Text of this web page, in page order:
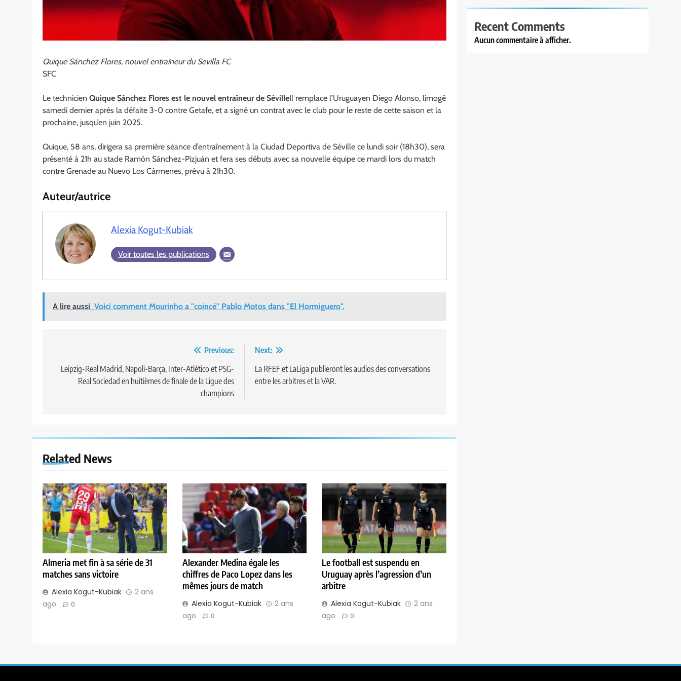
Quique Sánchez Flores, nouvel entraîneur du Sevilla FC
SFC
Le technicien Quique Sánchez Flores est le nouvel entraîneur de SévilleIl remplace l’Uruguayen Diego Alonso, limogé
samedi dernier après la défaite 3-0 contre Getafe, et a signé un contrat avec le club pour le reste de cette saison et la
prochaine, jusqu’en juin 2025.
Quique, 58 ans, dirigera sa première séance d’entraînement à la Ciudad Deportiva de Séville ce lundi soir (18h30), sera
présenté à 21h au stade Ramón Sánchez-Pizjuán et fera ses débuts avec sa nouvelle équipe ce mardi lors du match
contre Grenade au Nuevo Los Cármenes, prévu à 21h30.
Auteur/autrice
Alexia Kogut-Kubiak
Voir toutes les publications
A lire aussi Voici comment Mourinho a "coincé" Pablo Motos dans "El Hormiguero".
de
l’article
Previous:
Leipzig-Real Madrid, Napoli-Barça, Inter-Atlético et PSG-
Real Sociedad en huitièmes de finale de la Ligue des
champions
Next:
La RFEF et LaLiga publieront les audios des conversations
entre les arbitres et la VAR.
Related News
Almeria met fin à sa série de 31
matches sans victoire
Alexia Kogut-Kubiak
2 ans
ago
0
Alexander Medina égale les
chiffres de Paco Lopez dans les
mêmes jours de match
Alexia Kogut-Kubiak
2 ans
ago
0
Le football est suspendu en
Uruguay après l’agression d’un
arbitre
Alexia Kogut-Kubiak
2 ans
ago
0
Recent Comments
Aucun commentaire à afficher.